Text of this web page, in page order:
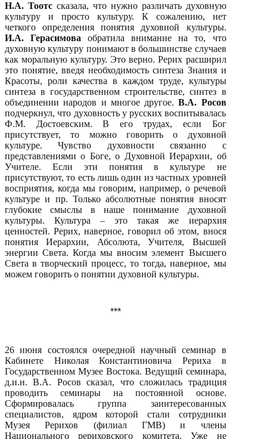
Н.А. Тоотс сказала, что нужно различать духовную
культуру и просто культуру. К сожалению, нет
четкого определения понятия духовной культуры.
И.А. Герасимова обратила внимание на то, что
духовную культуру понимают в большинстве случаев
как моральную культуру. Это верно. Рерих расширил
это понятие, введя необходимость синтеза Знания и
Красоты, роли качества в каждом труде, культуры
синтеза в государственном строительстве, синтез в
объединении народов и многое другое.В.А. Росов
подчеркнул, что духовность у русских воспитывалась
Ф.М. Достоевским. В его трудах, если Бог
присутствует, то можно говорить о духовной
культуре. Чувство духовности связанно с
представлениями о Боге, о Духовной Иерархии, об
Учителе. Если эти понятия в культуре не
присутствуют, то есть лишь один из частных уровней
восприятия, когда мы говорим, например, о речевой
культуре и пр. Только абсолютные понятия вносят
глубокие смыслы в наше понимание духовной
культуры. Культура – это такая же иерархия
ценностей. Рерих, наверное, говорил об этом, внося
понятия Иерархии, Абсолюта, Учителя, Высшей
энергии Света. Когда мы вносим элемент Высшего
Света в творческий процесс, то тогда, наверное, мы
можем говорить о понятии духовной культуры.
***
26 июня состоялся очередной научный семинар в
Кабинете Николая Константиновича Рериха в
Государственном Музее Востока. Ведущий семинара,
д.и.н. В.А. Росов сказал, что сложилась традиция
проводить семинары на постоянной основе.
Сформировалась группа заинтересованных
специалистов, ядром которой стали сотрудники
Музея Рерихов (филиал ГМВ) и члены
Национального рериховского комитета. Уже не